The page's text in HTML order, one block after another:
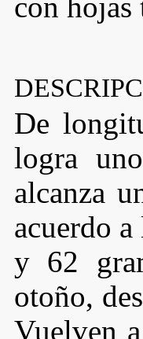
con hojas
De
logra
alcanza
acuerdo
y 62
otoño,
Vuelven